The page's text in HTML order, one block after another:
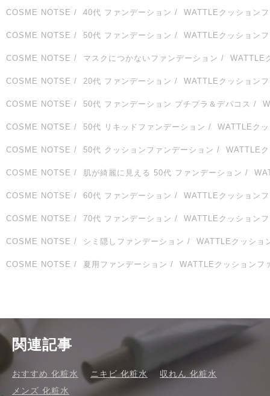
PA値	PA+++
COSME NOTSE 40代 ファンデーション WATTLEクッション
COSME NOTSE 50代 ファンデーション WATTLEクッション
COSME NOTSE マスクにつかないファンデーション WATTLE
COSME NOTSE 20代 ファンデーション WATTLEクッション
COSME NOTSE 50代 ファンデーション プチプラ＆デパコス
COSME NOTSE 50代 リキッドファンデーション WATTLEク
COSME NOTSE 50代 クッションファンデーション WATTLE
COSME NOTSE 肌が綺麗に見える 50代 ファンデーション
COSME NOTSE 60代 ファンデーション WATTLEクッション
COSME NOTSE 70代 ファンデーション WATTLEクッション
COSME NOTSE シミ隠しファンデーション WATTLEクッショ
COSME NOTSE 夏用ファンデーション WATTLEクッションフ
関連記事
おすすめ 化粧水 ニキビ 化粧水
収れん 化粧水
メンズ 化粧水